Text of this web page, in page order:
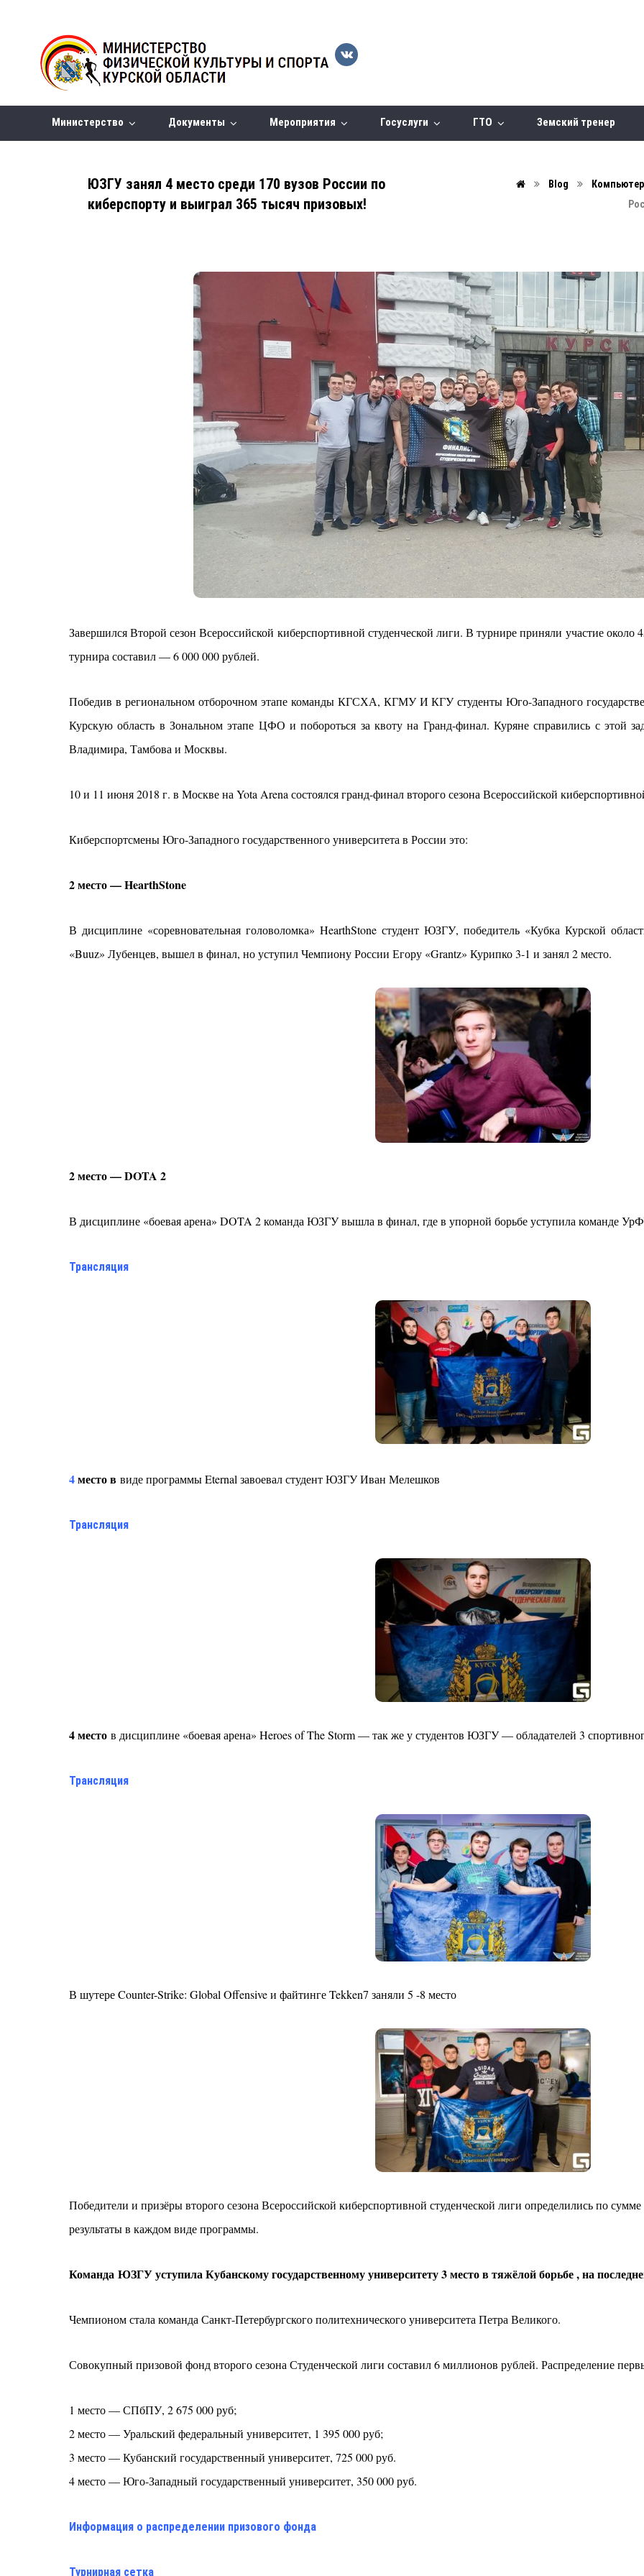
Министерство Документы Мероприятия Госуслуги ГТО Земский тренер
ЮЗГУ занял 4 место среди 170 вузов России по
киберспорту и выиграл 365 тысяч призовых!
Blog
Завершился Второй сезон Всероссийской киберспортивной студенческой лиги. В турнире приняли участие около
турнира составил — 6 000 000 рублей.
Победив в региональном отборочном этапе команды КГСХА, КГМУ И КГУ студенты Юго-Западного
Курскую область в Зональном этапе ЦФО и побороться за квоту на Гранд-финал. Куряне справились с этой
Владимира, Тамбова и Москвы.
10 и 11 июня 2018 г. в Москве на Yota Arena состоялся гранд-финал второго сезона Всероссийской
Киберспортсмены Юго-Западного государственного университета в России это:
2 место — HearthStone
В дисциплине «соревновательная головоломка» HearthStone студент ЮЗГУ, победитель «Кубка Курской
«Buuz» Лубенцев, вышел в финал, но уступил Чемпиону России Егору «Grantz» Курипко 3-1 и занял 2 место.
2 место — DOTA 2
В дисциплине «боевая арена» DOTA 2 команда ЮЗГУ вышла в финал, где в упорной борьбе уступила команде
Трансляция
4место в виде программы Eternal завоевал студент ЮЗГУ Иван Мелешков
Трансляция
4 место в дисциплине «боевая арена» Heroes of The Storm — так же у студентов ЮЗГУ — обладателей 3
Трансляция
В шутере Counter-Strike: Global Offensive и файтинге Tekken7 заняли 5 -8 место
Победители и призёры второго сезона Всероссийской киберспортивной студенческой лиги определились по
результаты в каждом виде программы.
Команда ЮЗГУ уступила Кубанскому государственному университету 3 место в тяжёлой борьбе , на
Чемпионом стала команда Санкт-Петербургского политехнического университета Петра Великого.
Совокупный призовой фонд второго сезона Студенческой лиги составил 6 миллионов рублей. Распределение
1 место — СПбПУ, 2 675 000 руб;
2 место — Уральский федеральный университет, 1 395 000 руб;
3 место — Кубанский государственный университет, 725 000 руб.
4 место — Юго-Западный государственный университет, 350 000 руб.
Информация о распределении призового фонда
Турнирная сетка